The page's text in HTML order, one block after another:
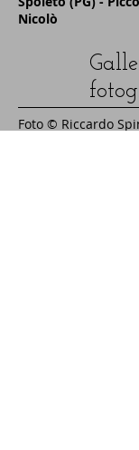
Nicolò
Foto © Riccardo